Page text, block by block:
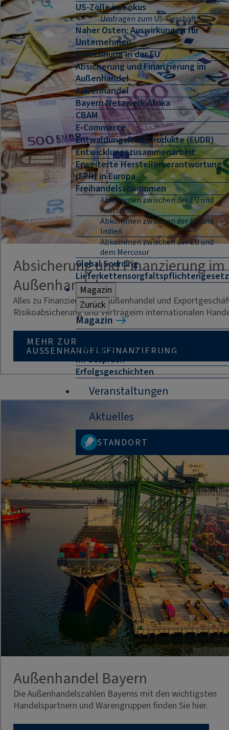
US-Zölle im Fokus
Umfragen zum US-Geschäft
Naher Osten: Auswirkungen für
Unternehmen
E-Rechnung in der EU
Absicherung und Finanzierung im
Außenhandel
Außenhandel
Bayern Netzwerk Afrika
CBAM
E-Commerce
Entwaldungsfreie Produkte (EUDR)
Entwicklungszusammenarbeit
Erweiterte Herstellerverantwortung
(EPR) in Europa
Freihandelsabkommen
Abkommen zwischen der EU und
Australien
Abkommen zwischen der EU und
Indien
Abkommen zwischen der EU und
dem Mercosur
Global Sourcing
Lieferkettensorgfaltspflichtengesetz
Magazin
Zurück
Magazin
Highlight-Termine 2026
Spotlight
Im Gespräch
Erfolgsgeschichten
Veranstaltungen
Aktuelles
STANDORT
Absicherung und Finanzierung im
Außenhandel
Alles zu Finanzierung im Außenhandel und
Risikoabsicherung und Verträgeim internationalen
MEHR ZUR
AUSSENHANDELSFINANZIERUNG
Außenhandel Bayern
Die Außenhandelszahlen Bayerns mit den wichtigsten
Handelspartnern und Warengruppen finden Sie hier.